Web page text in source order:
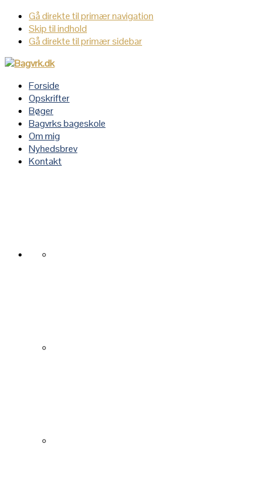
Gå direkte til primær navigation
Skip til indhold
Gå direkte til primær sidebar
Forside
Opskrifter
Bøger
Bagvrks bageskole
Om mig
Nyhedsbrev
Kontakt